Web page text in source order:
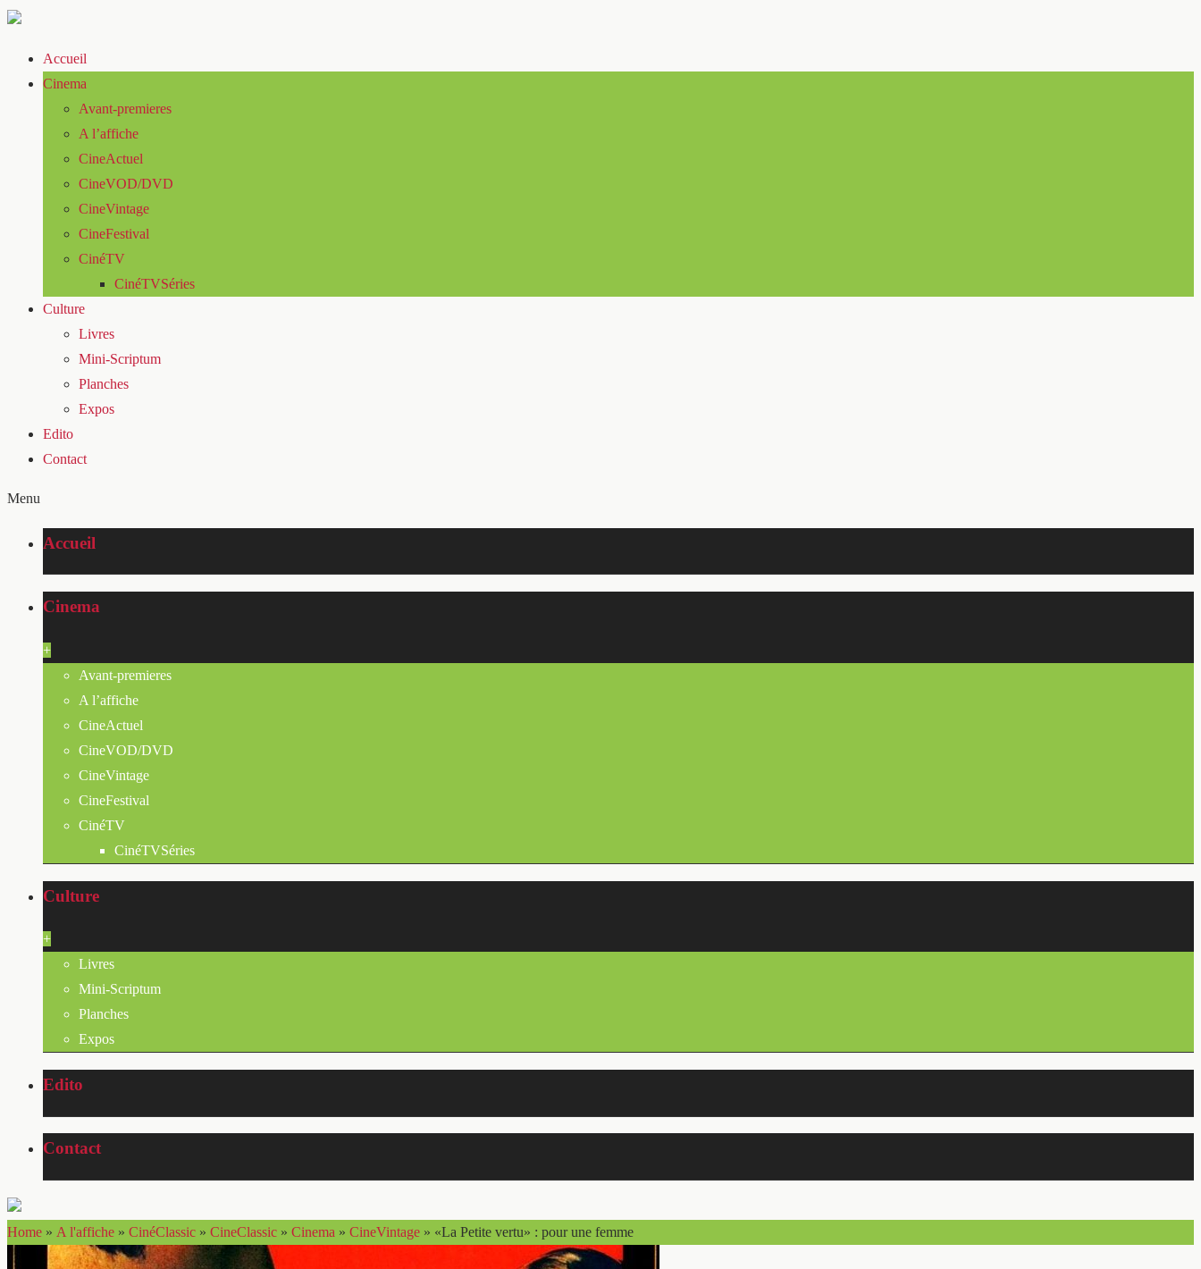
Accueil
Cinema
Avant-premieres
A l’affiche
CineActuel
CineVOD/DVD
CineVintage
CineFestival
CinéTV
CinéTVSéries
Culture
Livres
Mini-Scriptum
Planches
Expos
Edito
Contact
Menu
Accueil
Cinema
+
Avant-premieres
A l’affiche
CineActuel
CineVOD/DVD
CineVintage
CineFestival
CinéTV
CinéTVSéries
Culture
+
Livres
Mini-Scriptum
Planches
Expos
Edito
Contact
Home » A l'affiche » CinéClassic » CineClassic » Cinema » CineVintage » «La Petite vertu» : pour une femme